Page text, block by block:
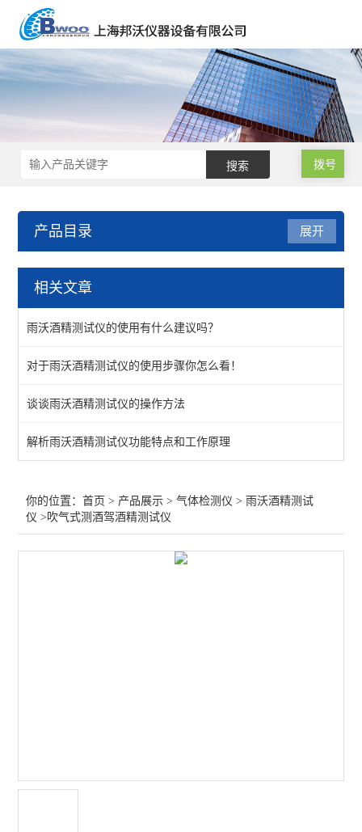
拨号
产品目录
气体检测仪
磷化氢检测仪
展开
相关文章
雨沃酒精测试仪的使用有什么建议吗？
对于雨沃酒精测试仪的使用步骤你怎么看！
谈谈雨沃酒精测试仪的操作方法
解析雨沃酒精测试仪功能特点和工作原理
你的位置：首页 > 产品展示 >气体检测仪 > 雨沃酒精测试
仪 >吹气式测酒驾酒精测试仪